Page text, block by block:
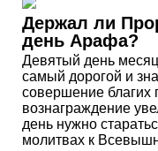
Держал ли
день Арафа?
Девятый день
самый дорогой и
совершение благих
вознаграждение
день нужно
молитвах к